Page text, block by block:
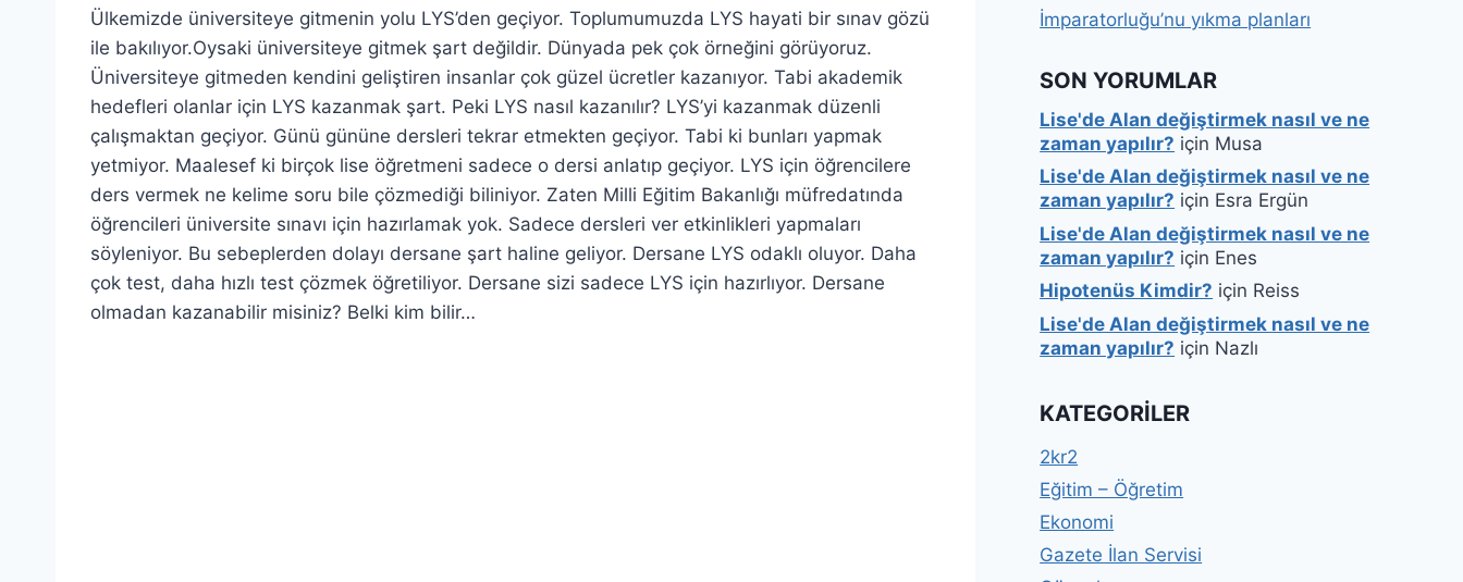
Ülkemizde üniversiteye gitmenin yolu LYS’den geçiyor. Toplumumuzda LYS hayati bir sınav gözü
ile bakılıyor.Oysaki üniversiteye gitmek şart değildir. Dünyada pek çok örneğini görüyoruz.
Üniversiteye gitmeden kendini geliştiren insanlar çok güzel ücretler kazanıyor. Tabi akademik
hedefleri olanlar için LYS kazanmak şart. Peki LYS nasıl kazanılır? LYS’yi kazanmak düzenli
çalışmaktan geçiyor. Günü gününe dersleri tekrar etmekten geçiyor. Tabi ki bunları yapmak
yetmiyor. Maalesef ki birçok lise öğretmeni sadece o dersi anlatıp geçiyor. LYS için öğrencilere
ders vermek ne kelime soru bile çözmediği biliniyor. Zaten Milli Eğitim Bakanlığı müfredatında
öğrencileri üniversite sınavı için hazırlamak yok. Sadece dersleri ver etkinlikleri yapmaları
söyleniyor. Bu sebeplerden dolayı dersane şart haline geliyor. Dersane LYS odaklı oluyor. Daha
çok test, daha hızlı test çözmek öğretiliyor. Dersane sizi sadece LYS için hazırlıyor. Dersane
olmadan kazanabilir misiniz? Belki kim bilir…
İmparatorluğu’nu yıkma planları
SON YORUMLAR
Lise'de Alan değiştirmek nasıl ve ne
zaman yapılır? için Musa
Lise'de Alan değiştirmek nasıl ve ne
zaman yapılır? için Esra Ergün
Lise'de Alan değiştirmek nasıl ve ne
zaman yapılır? için Enes
Hipotenüs Kimdir? için Reiss
Lise'de Alan değiştirmek nasıl ve ne
zaman yapılır? için Nazlı
KATEGORILER
2kr2
Eğitim – Öğretim
Ekonomi
Gazete İlan Servisi